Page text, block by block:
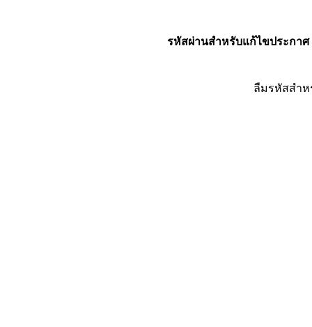
รหัสผ่านสำหรับแก้ไขประกาศ
ลืมรหัสสำ